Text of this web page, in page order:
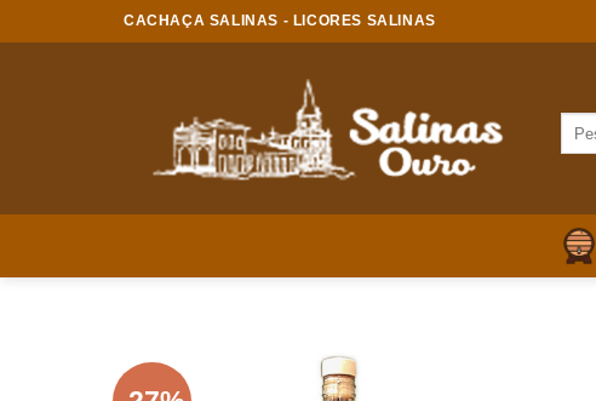
to
CACHAÇA SALINAS - LICORES SALINAS